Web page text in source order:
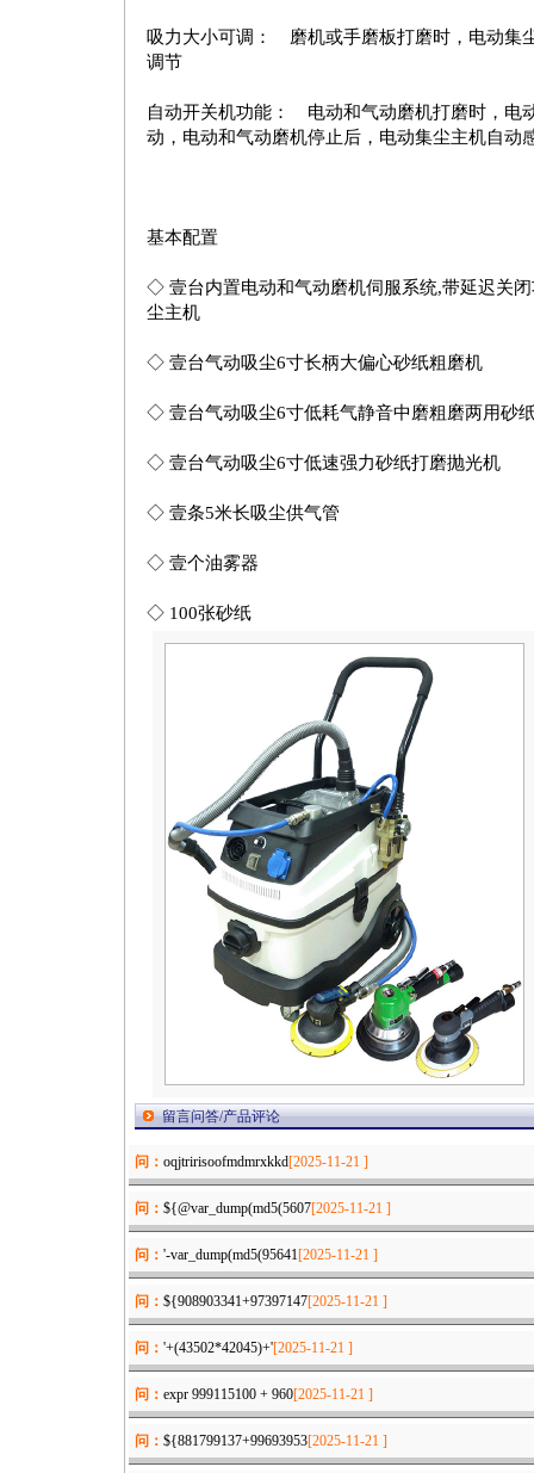
吸力大小可调： 磨机或手磨板打磨时，电动集
调节
自动开关机功能： 电动和气动磨机打磨时，电
动，电动和气动磨机停止后，电动集尘主机自动
基本配置
◇ 壹台内置电动和气动磨机伺服系统,带延迟关
尘主机
◇ 壹台气动吸尘6寸长柄大偏心砂纸粗磨机
◇ 壹台气动吸尘6寸低耗气静音中磨粗磨两用砂
◇ 壹台气动吸尘6寸低速强力砂纸打磨抛光机
◇ 壹条5米长吸尘供气管
◇ 壹个油雾器
◇ 100张砂纸
留言问答/产品评论
问： oqjtririsoofmdmrxkkd[2025-11-21 ]
问： ${@var_dump(md5(5607[2025-11-21 ]
问： '-var_dump(md5(95641[2025-11-21 ]
问： ${908903341+97397147[2025-11-21 ]
问： '+(43502*42045)+'[2025-11-21 ]
问： expr 999115100 + 960[2025-11-21 ]
问： ${881799137+99693953[2025-11-21 ]